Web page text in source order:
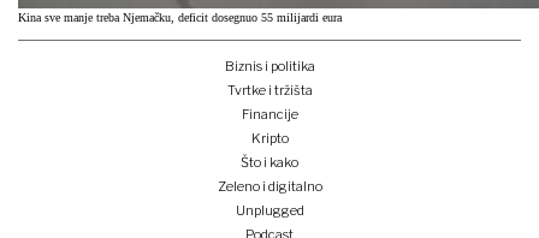
Kina sve manje treba Njemačku, deficit dosegnuo 55 milijardi eura
Biznis i politika
Tvrtke i tržišta
Financije
Kripto
Što i kako
Zeleno i digitalno
Unplugged
Podcast